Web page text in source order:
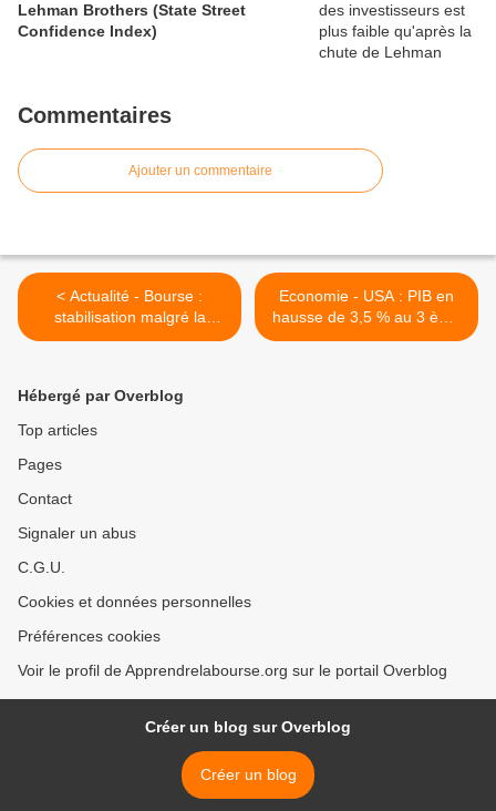
Lehman Brothers (State Street
Confidence Index)
Commentaires
Ajouter un commentaire
< Actualité - Bourse :
stabilisation malgré la
baisse de confiance des
Economie - USA : PIB en
hausse de 3,5 % au 3 ème
trimestre >
Hébergé par Overblog
Top articles
Pages
Contact
Signaler un abus
C.G.U.
Cookies et données personnelles
Préférences cookies
Voir le profil de Apprendrelabourse.org sur le portail Overblog
Créer un blog sur Overblog
Créer un blog